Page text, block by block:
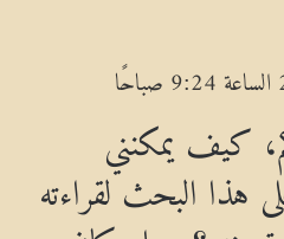
كيف يمكنني
هذا البحث لقراءته